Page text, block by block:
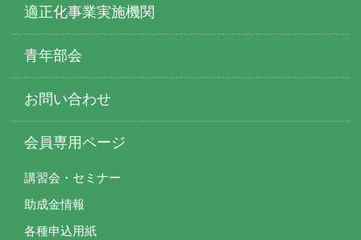
適正化事業実施機関
青年部会
お問い合わせ
会員専用ページ
講習会・セミナー
助成金情報
各種申込用紙